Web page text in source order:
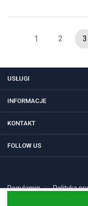
1 2 3
USŁUGI
INFORMACJE
KONTAKT
FOLLOW US
Regulamin
Polityka
Copyright 2026 ©